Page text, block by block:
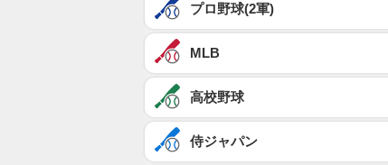
プロ野球(2軍)
MLB
高校野球
侍ジャパン